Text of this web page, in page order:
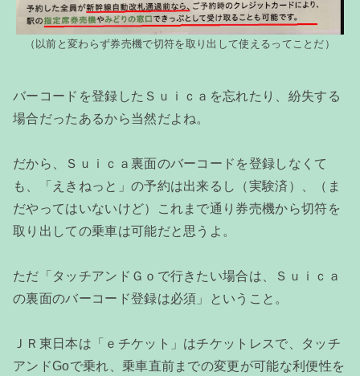
（以前と変わらず券売機で切符を取り出して使えるってことだ）
バーコードを登録したＳｕｉｃａを忘れたり、紛失する
場合だったあるから当然だよね。
だから、Ｓｕｉｃａ裏面のバーコードを登録しなくて
も、「えきねっと」の予約は出来るし（実験済）、（ま
だやってはいないけど）これまで通り券売機から切符を
取り出しての乗車は可能だと思うよ。
ただ「タッチアンドＧｏで行きたい場合は、Ｓｕｉｃａ
の裏面のバーコード登録は必須」ということ。
ＪＲ東日本は「ｅチケット」はチケットレスで、タッチ
アンドGoで乗れ、乗車直前までの変更が可能な利便性を